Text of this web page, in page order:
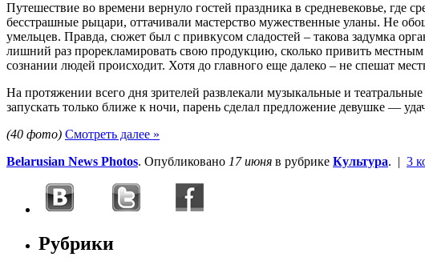
Путешествие во времени вернуло гостей праздника в средневековье,
бесстрашные рыцари, оттачивали мастерство мужественные уланы. Не
умельцев. Правда, сюжет был с привкусом сладостей – такова задумка
лишний раз прорекламировать свою продукцию, сколько привить
сознании людей происходит. Хотя до главного еще далеко – не спешат
На протяжении всего дня зрителей развлекали музыкальные и
запускать только ближе к ночи, парень сделал предложение девушке —
(40 фото) Смотреть далее »
Belarusian News Photos. Опубликовано 17 июня в рубрике Культура. | 3
Рубрики